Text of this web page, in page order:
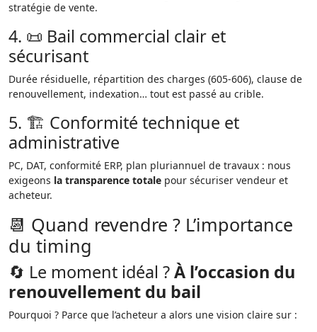
stratégie de vente.
4. 📜 Bail commercial clair et
sécurisant
Durée résiduelle, répartition des charges (605-606), clause de
renouvellement, indexation… tout est passé au crible.
5. 🏗️ Conformité technique et
administrative
PC, DAT, conformité ERP, plan pluriannuel de travaux : nous
exigeons la transparence totale pour sécuriser vendeur et
acheteur.
📆 Quand revendre ? L’importance
du timing
🔄 Le moment idéal ?À l’occasion du
renouvellement du bail
Pourquoi ? Parce que l’acheteur a alors une vision claire sur :